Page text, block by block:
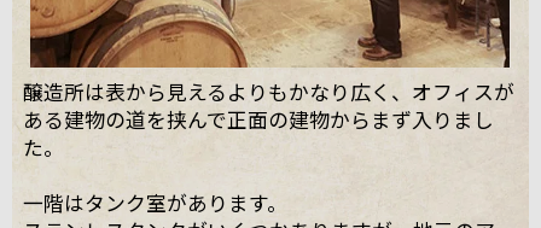
醸造所は表から見えるよりもかなり広く、オフィスが
ある建物の道を挟んで正面の建物からまず入りまし
た。
一階はタンク室があります。